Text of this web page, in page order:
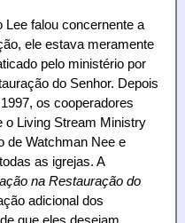
Lee falou concernente a
ele estava meramente
pelo ministério por
do Senhor. Depois
os cooperadores
o Living Stream Ministry
de Watchman Nee e
as igrejas. A
na Restauração do
adicional dos